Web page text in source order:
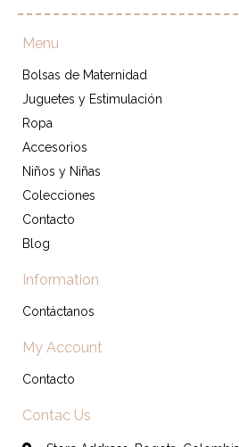
Menu
Bolsas de Maternidad
Juguetes y Estimulación
Ropa
Accesorios
Niños y Niñas
Colecciones
Contacto
Blog
Information
Contáctanos
My Account
Contacto
Contac Us